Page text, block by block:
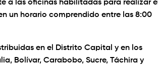
a las oficinas habilitadas para realizar el
un horario comprendido entre las 8:00
en el Distrito Capital y en los
Bolívar, Carabobo, Sucre, Táchira y